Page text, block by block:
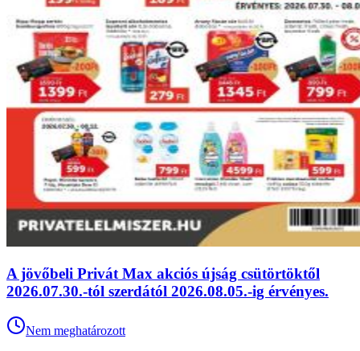
A jövőbeli Privát Max akciós újság csütörtöktől
2026.07.30.-tól szerdától 2026.08.05.-ig érvényes.
Nem meghatározott